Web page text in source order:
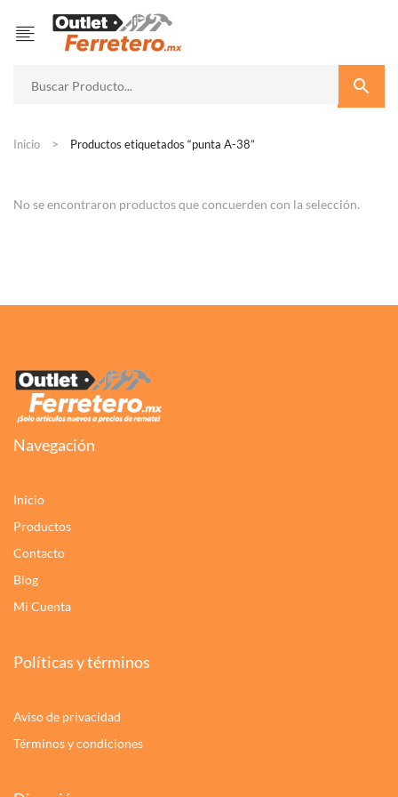
Inicio Productos etiquetados “punta A-38”
No se encontraron productos que concuerden con la selección.
Navegación
Inicio
Productos
Contacto
Blog
Mi Cuenta
Políticas y términos
Aviso de privacidad
Términos y condiciones